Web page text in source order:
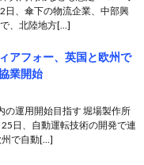
日、傘下の物流企業、中部興
、北陸地方[…]
アフォー、英国と欧州で
業開始
の運用開始目指す 堀場製作所
日、自動運転技術の開発で連
州で自動[…]